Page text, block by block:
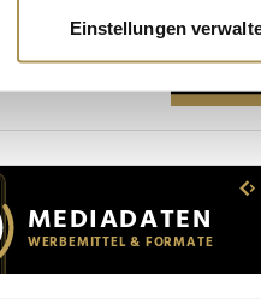
Daten verarbeitet
zu personalisieren,
Werbung und
die Sie ihnen
Einstellungen